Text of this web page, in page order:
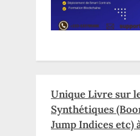
Unique Livre sur
Synthétiques
Jump Indices etc)